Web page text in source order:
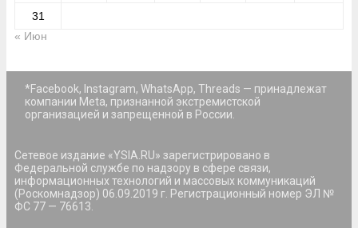
31
« Июн
*Facebook, Instagram, WhatsApp, Threads — принадлежат
компании Meta, признанной экстремистской
организацией и запрещенной в России.
Сетевое издание «YSIA.RU» зарегистрировано в
Федеральной службе по надзору в сфере связи,
информационных технологий и массовых коммуникаций
(Роскомнадзор) 06.09.2019 г. Регистрационный номер ЭЛ №
ФС 77 — 76613.